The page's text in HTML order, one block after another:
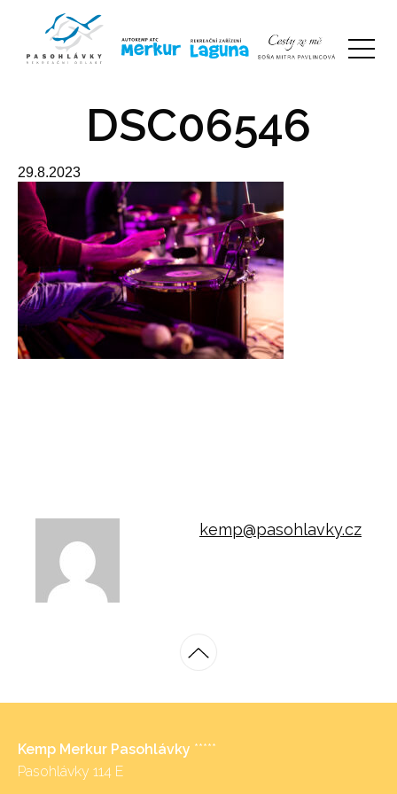
DSC06546
29.8.2023
kemp@pasohlavky.cz
Kemp Merkur Pasohlávky *****
Pasohlávky 114 E